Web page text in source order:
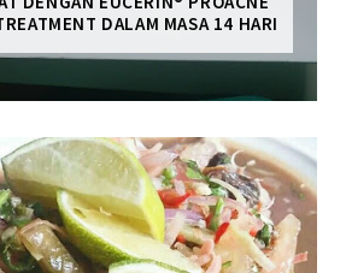
DALAM MASA 14 HARI